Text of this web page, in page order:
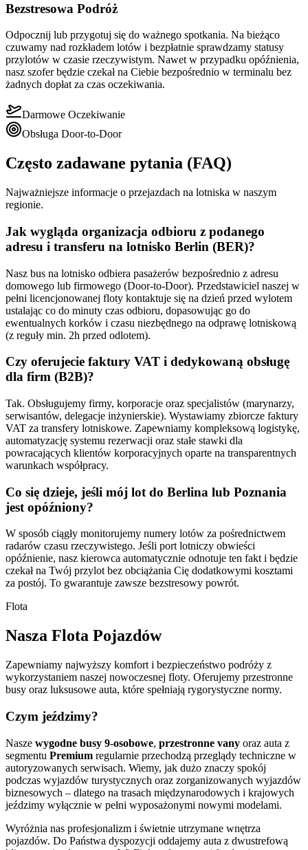
Bezstresowa Podróż
Odpocznij lub przygotuj się do ważnego spotkania. Na bieżąco
czuwamy nad rozkładem lotów i bezpłatnie sprawdzamy statusy
przylotów w czasie rzeczywistym. Nawet w przypadku opóźnienia,
nasz szofer będzie czekał na Ciebie bezpośrednio w terminalu bez
żadnych dopłat za czas oczekiwania.
Darmowe Oczekiwanie
Obsługa Door-to-Door
Często zadawane pytania (FAQ)
Najważniejsze informacje o przejazdach na lotniska w naszym
regionie.
Jak wygląda organizacja odbioru z podanego
adresu i transferu na lotnisko Berlin (BER)?
Nasz bus na lotnisko odbiera pasażerów bezpośrednio z adresu
domowego lub firmowego (Door-to-Door). Przedstawiciel naszej w
pełni licencjonowanej floty kontaktuje się na dzień przed wylotem
ustalając co do minuty czas odbioru, dopasowując go do
ewentualnych korków i czasu niezbędnego na odprawę lotniskową
(z reguły min. 2h przed odlotem).
Czy oferujecie faktury VAT i dedykowaną obsługę
dla firm (B2B)?
Tak. Obsługujemy firmy, korporacje oraz specjalistów (marynarzy,
serwisantów, delegacje inżynierskie). Wystawiamy zbiorcze faktury
VAT za transfery lotniskowe. Zapewniamy kompleksową logistykę,
automatyzację systemu rezerwacji oraz stałe stawki dla
powracających klientów korporacyjnych oparte na transparentnych
warunkach współpracy.
Co się dzieje, jeśli mój lot do Berlina lub Poznania
jest opóźniony?
W sposób ciągły monitorujemy numery lotów za pośrednictwem
radarów czasu rzeczywistego. Jeśli port lotniczy obwieści
opóźnienie, nasz kierowca automatycznie odnotuje ten fakt i będzie
czekał na Twój przylot bez obciążania Cię dodatkowymi kosztami
za postój. To gwarantuje zawsze bezstresowy powrót.
Flota
Nasza Flota Pojazdów
Zapewniamy najwyższy komfort i bezpieczeństwo podróży z
wykorzystaniem naszej nowoczesnej floty. Oferujemy przestronne
busy oraz luksusowe auta, które spełniają rygorystyczne normy.
Czym jeździmy?
Nasze wygodne busy 9-osobowe, przestronne vany oraz auta z
segmentu Premium regularnie przechodzą przeglądy techniczne w
autoryzowanych serwisach. Wiemy, jak dużo znaczy spokój
podczas wyjazdów turystycznych oraz zorganizowanych wyjazdów
biznesowych – dlatego na trasach międzynarodowych i krajowych
jeździmy wyłącznie w pełni wyposażonymi nowymi modelami.
Wyróżnia nas profesjonalizm i świetnie utrzymane wnętrza
pojazdów. Do Państwa dyspozycji oddajemy auta z dwustrefową